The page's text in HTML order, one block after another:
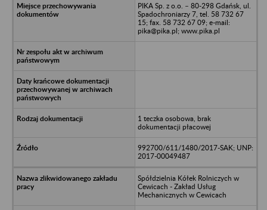
PIKA Sp. z o.o. – 80-298 Gdańsk, ul.
Spadochroniarzy 7, tel. 58 732 67
15; fax. 58 732 67 09; e-mail:
pika@pika.pl; www.pika.pl
1 teczka osobowa, brak
dokumentacji płacowej
992700/611/1480/2017-SAK; UNP:
2017-00049487
Spółdzielnia Kółek Rolniczych w
Cewicach - Zakład Usług
Mechanicznych w Cewicach